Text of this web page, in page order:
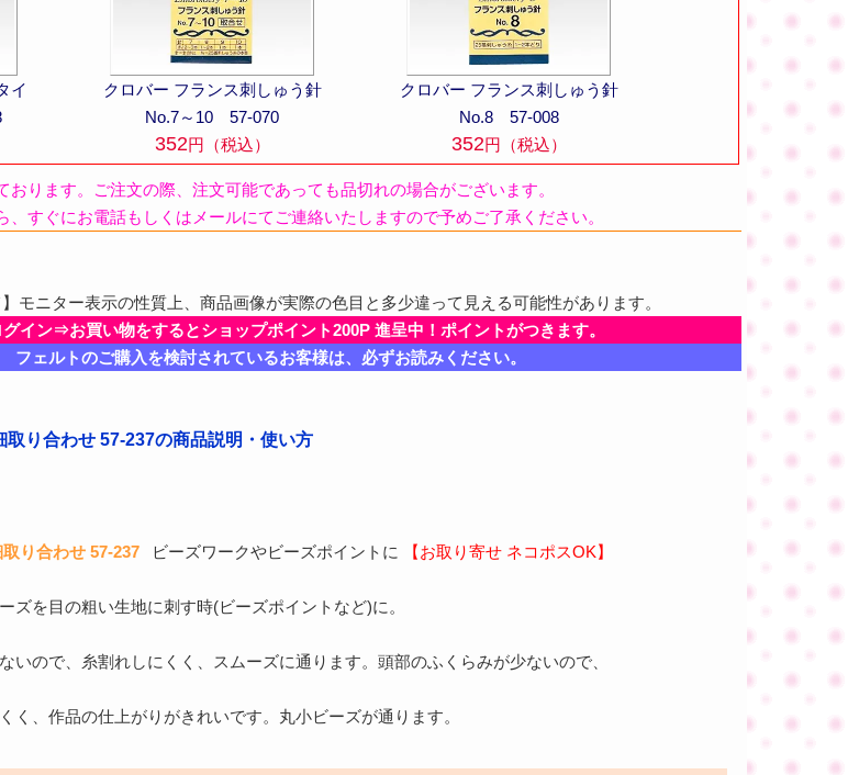
イ
クロバー フランス刺しゅう針
No.7～10 57-070
352円（税込）
クロバー フランス刺しゅう針
No.8 57-008
352円（税込）
ります。ご注文の際、注文可能であっても品切れの場合がございます。
すぐにお電話もしくはメールにてご連絡いたしますので予めご了承ください。
モニター表示の性質上、商品画像が実際の色目と多少違って見える可能性があります。
ン⇒お買い物をするとショップポイント200P 進呈中！ポイントがつきます。
ェルトのご購入を検討されているお客様は、必ずお読みください。
り合わせ 57-237の商品説明・使い方
り合わせ 57-237 ビーズワークやビーズポイントに 【お取り寄せ ネコポスOK】
ズを目の粗い生地に刺す時(ビーズポイントなど)に。
いので、糸割れしにくく、スムーズに通ります。頭部のふくらみが少ないので、
く、作品の仕上がりがきれいです。丸小ビーズが通ります。